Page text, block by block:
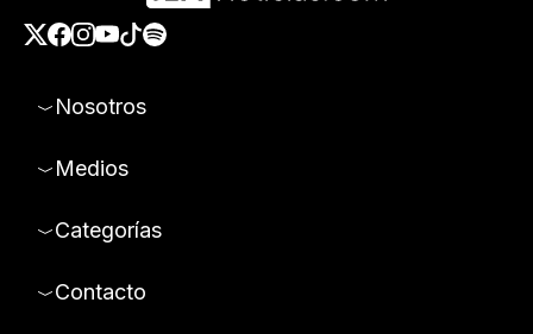
Nosotros
Medios
Categorías
Contacto